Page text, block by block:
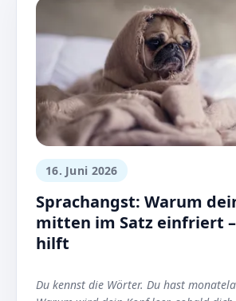
16. Juni 2026
Sprachangst: Warum
mitten im Satz einfriert
hilft
Du kennst die Wörter. Du hast